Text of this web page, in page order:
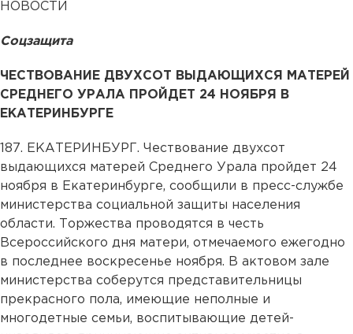
НОВОСТИ
Соцзащита
ЧЕСТВОВАНИЕ ДВУХСОТ ВЫДАЮЩИХСЯ МАТЕРЕЙ
СРЕДНЕГО УРАЛА ПРОЙДЕТ 24 НОЯБРЯ В
ЕКАТЕРИНБУРГЕ
187. ЕКАТЕРИНБУРГ. Чествование двухсот
выдающихся матерей Среднего Урала пройдет 24
ноября в Екатеринбурге, сообщили в пресс-службе
министерства социальной защиты населения
области. Торжества проводятся в честь
Всероссийского дня матери, отмечаемого ежегодно
в последнее воскресенье ноября. В актовом зале
министерства соберутся представительницы
прекрасного пола, имеющие неполные и
многодетные семьи, воспитывающие детей-